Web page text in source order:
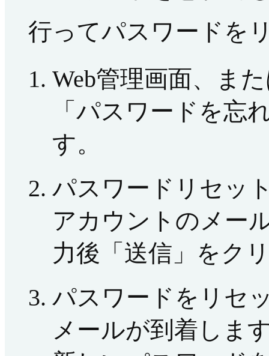
行ってパスワードを
Web管理画面、ま
「パスワードを忘
す。
パスワードリセッ
アカウントのメー
力後「送信」をク
パスワードをリセ
メールが到着しま